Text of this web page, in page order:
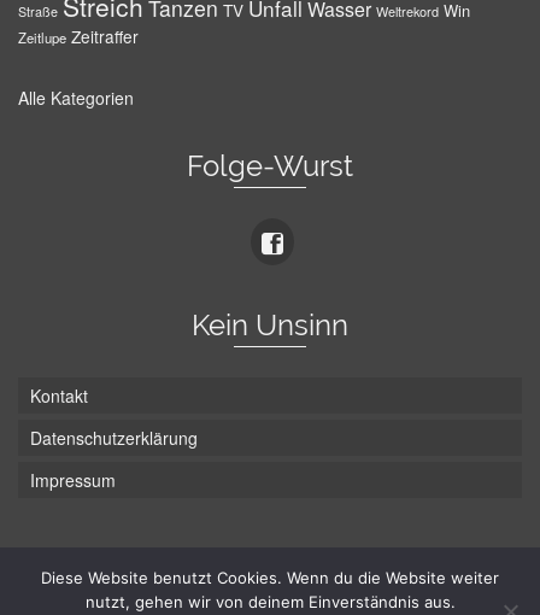
Straße Tanzen TV Unfall Wasser Weltrekord Win
Zeitlupe Zeitraffer
Alle Kategorien
Folge-Wurst
Kein Unsinn
Kontakt
Datenschutzerklärung
Impressum
Diese Website benutzt Cookies. Wenn du die Website weiter
nutzt, gehen wir von deinem Einverständnis aus.